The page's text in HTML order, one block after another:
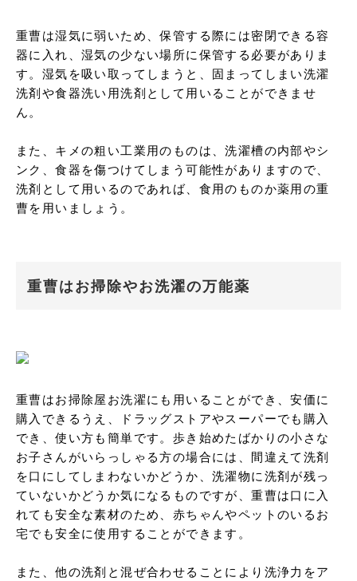
重曹は湿気に弱いため、保管する際には密閉できる容
器に入れ、湿気の少ない場所に保管する必要がありま
す。湿気を吸い取ってしまうと、固まってしまい洗濯
洗剤や食器洗い用洗剤として用いることができませ
ん。
また、キメの粗い工業用のものは、洗濯槽の内部やシ
ンク、食器を傷つけてしまう可能性がありますので、
洗剤として用いるのであれば、食用のものか薬用の重
曹を用いましょう。
重曹はお掃除やお洗濯の万能薬
重曹はお掃除屋お洗濯にも用いることができ、安価に
購入できるうえ、ドラッグストアやスーパーでも購入
でき、使い方も簡単です。歩き始めたばかりの小さな
お子さんがいらっしゃる方の場合には、間違えて洗剤
を口にしてしまわないかどうか、洗濯物に洗剤が残っ
ていないかどうか気になるものですが、重曹は口に入
れても安全な素材のため、赤ちゃんやペットのいるお
宅でも安全に使用することができます。
また、他の洗剤と混ぜ合わせることにより洗浄力をア